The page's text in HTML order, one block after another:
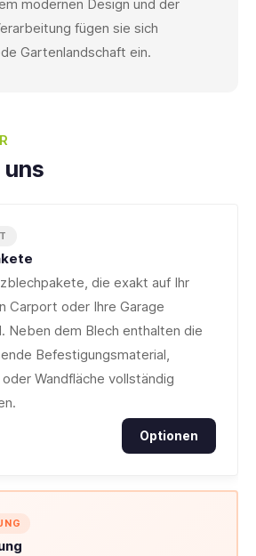
modernen Design und der
fügen sie sich
Gartenlandschaft ein.
uns
die exakt auf Ihr
Carport oder Ihre Garage
Neben dem Blech enthalten die
Befestigungsmaterial,
Wandfläche vollständig
Optionen